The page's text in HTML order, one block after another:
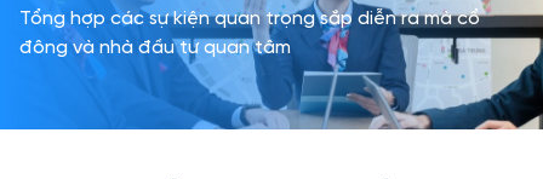
Tổng hợp các sự kiện quan trọng sắp diễn ra mà cổ
đông và nhà đầu tư quan tâm